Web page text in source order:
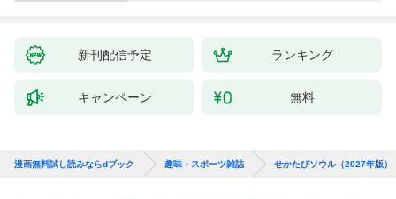
新刊配信予定 ランキング
キャンペーン 無料
漫画無料試し読みならdブック 趣味・スポーツ雑誌 せかたびソウル（2027年版）